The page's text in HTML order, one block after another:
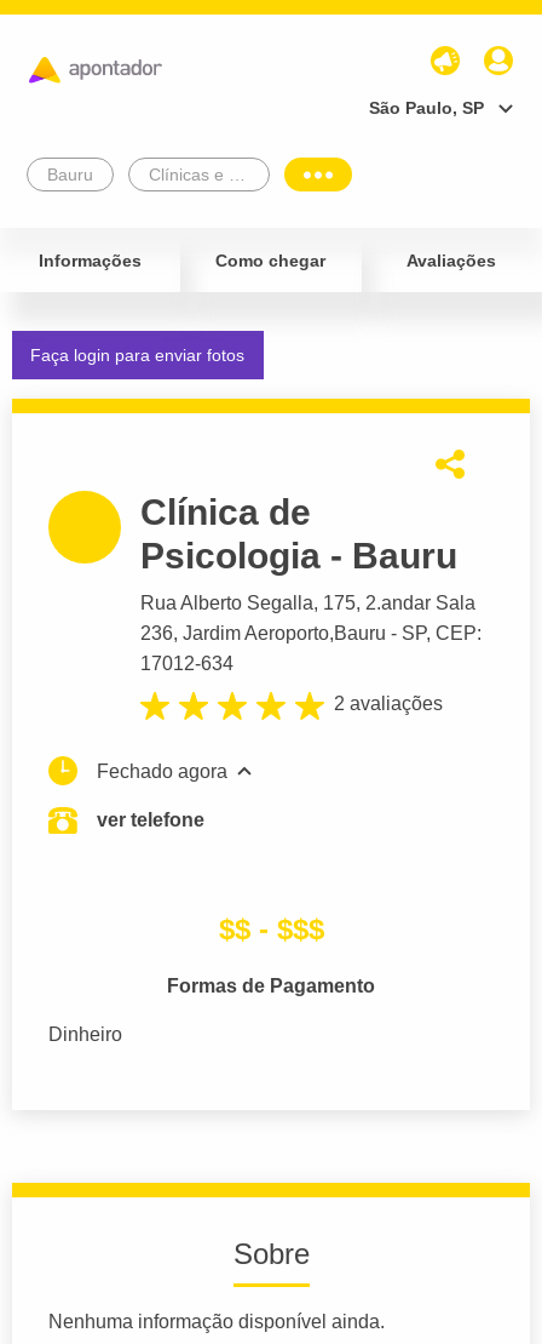
São Paulo, SP
Bauru
Informações Como chegar Avaliações
Faça login para enviar fotos
Clínica de
Psicologia - Bauru
Rua Alberto Segalla, 175, 2.andar Sala
236, Jardim Aeroporto,Bauru - SP, CEP:
17012-634
2 avaliações
Fechado agora
ver telefone
$$ - $$$
Formas de Pagamento
Dinheiro
Sobre
Nenhuma informação disponível ainda.